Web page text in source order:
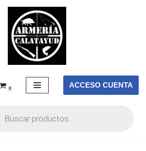
0 ACCESO CUENTA